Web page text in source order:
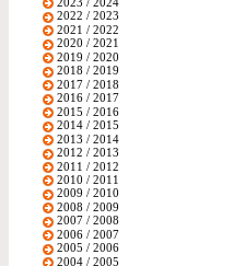
2022 / 2023
2021 / 2022
2020 / 2021
2019 / 2020
2018 / 2019
2017 / 2018
2016 / 2017
2015 / 2016
2014 / 2015
2013 / 2014
2012 / 2013
2011 / 2012
2010 / 2011
2009 / 2010
2008 / 2009
2007 / 2008
2006 / 2007
2005 / 2006
2004 / 2005